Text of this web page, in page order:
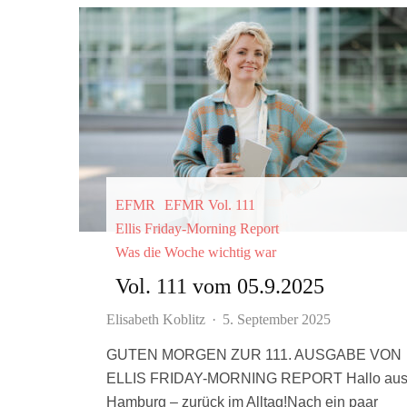
EFMR
EFMR Vol. 111
Ellis Friday-Morning Report
Was die Woche wichtig war
Vol. 111 vom 05.9.2025
Elisabeth Koblitz · 5. September 2025
GUTEN MORGEN ZUR 111. AUSGABE VON
ELLIS FRIDAY-MORNING REPORT Hallo aus
Hamburg – zurück im Alltag!Nach ein paar